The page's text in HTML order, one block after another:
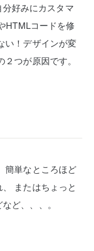
好みにカスタマ
HTMLコードを修
い！デザインが変
つが原因です。
簡単なところほど
またはちょっと
ど、、、。